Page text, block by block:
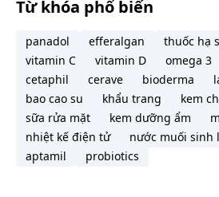
Từ khóa phổ biến
panadol efferalgan thuốc hạ
vitamin C
vitamin D omega 3
cetaphil
cerave bioderma
bao cao su
khẩu trang
kem
sữa rửa mặt
kem dưỡng ẩm
nhiệt kế điện tử
nước muối sinh
aptamil
probiotics